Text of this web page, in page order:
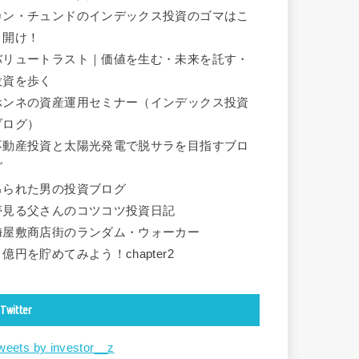
ン・チュンドのインデックス投資のゴマはこ
け！
リュートラスト｜価値を生む・未来を託す・
を歩く
ンネの資産運用セミナー（インデックス投資
グ）
動産投資と太陽光発電で脱サラを目指すブロ
られた男の投資ブログ
見る父さんのコツコツ投資日記
屋敷商店街のランダム・ウォーカー
億円を貯めてみよう！chapter2
Twitter
by investor__z